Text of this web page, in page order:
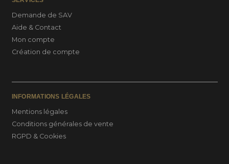
Demande de SAV
Aide & Contact
Mon compte
Création de compte
INFORMATIONS LÉGALES
Mentions légales
Conditions générales de vente
RGPD & Cookies